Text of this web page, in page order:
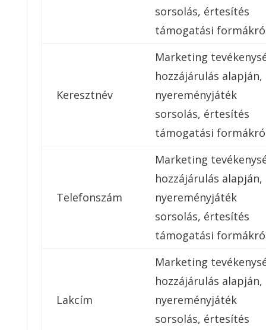
sorsolás, értesítés
támogatási
Keresztnév
Marketing
hozzájárulás alapján,
nyereményjáték
sorsolás, értesítés
támogatási
Telefonszám
Marketing
hozzájárulás alapján,
nyereményjáték
sorsolás, értesítés
támogatási
Lakcím
Marketing
hozzájárulás alapján,
nyereményjáték
sorsolás, értesítés